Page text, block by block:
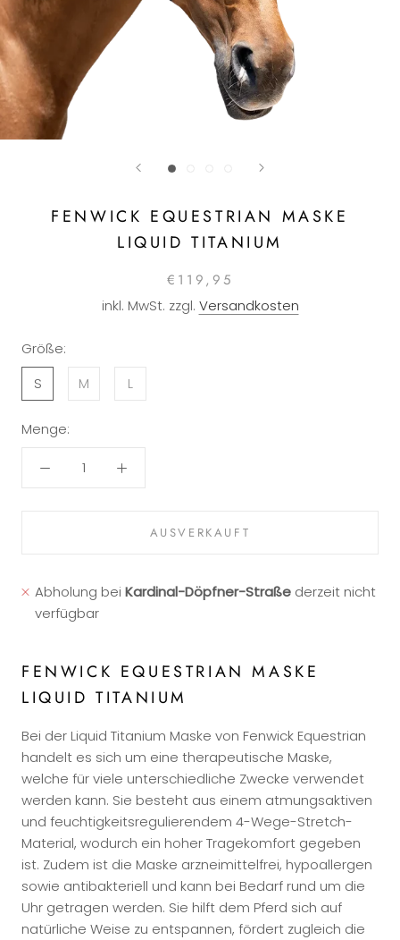
FENWICK EQUESTRIAN MASKE
LIQUID TITANIUM
€119,95
inkl. MwSt. zzgl. Versandkosten
Größe:
S
M L
Menge:
AUSVERKAUFT
Abholung beiKardinal-Döpfner-Straße derzeit nicht
verfügbar
FENWICK EQUESTRIAN MASKE
LIQUID TITANIUM
Bei der Liquid Titanium Maske von Fenwick Equestrian
handelt es sich um eine therapeutische Maske,
welche für viele unterschiedliche Zwecke verwendet
werden kann. Sie besteht aus einem atmungsaktiven
und feuchtigkeitsregulierendem 4-Wege-Stretch-
Material, wodurch ein hoher Tragekomfort gegeben
ist. Zudem ist die Maske arzneimittelfrei, hypoallergen
sowie antibakteriell und kann bei Bedarf rund um die
Uhr getragen werden. Sie hilft dem Pferd sich auf
natürliche Weise zu entspannen, fördert zugleich die